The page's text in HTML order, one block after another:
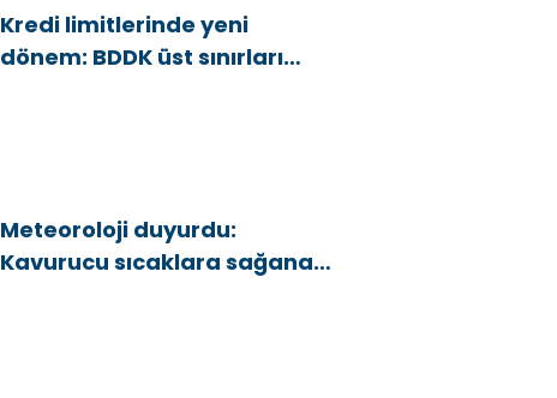
Kredi limitlerinde yeni
dönem: BDDK üst sınırları
Meteoroloji duyurdu:
Kavurucu sıcaklara sağanak